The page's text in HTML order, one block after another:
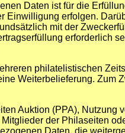
Daten ist für die
Einwilligung erfolgen.
mit der
erforderlich
philatelistischen
Weiterbelieferung. Zum
Auktion (PPA),
der Philaseiten
Daten, die